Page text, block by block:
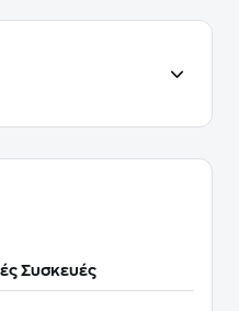
Συσκευές